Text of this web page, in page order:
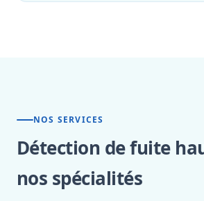
NOS SERVICES
Détection de fuite
nos spécialités